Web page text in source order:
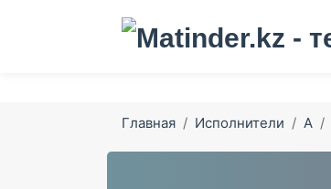
Главная Исполнители А